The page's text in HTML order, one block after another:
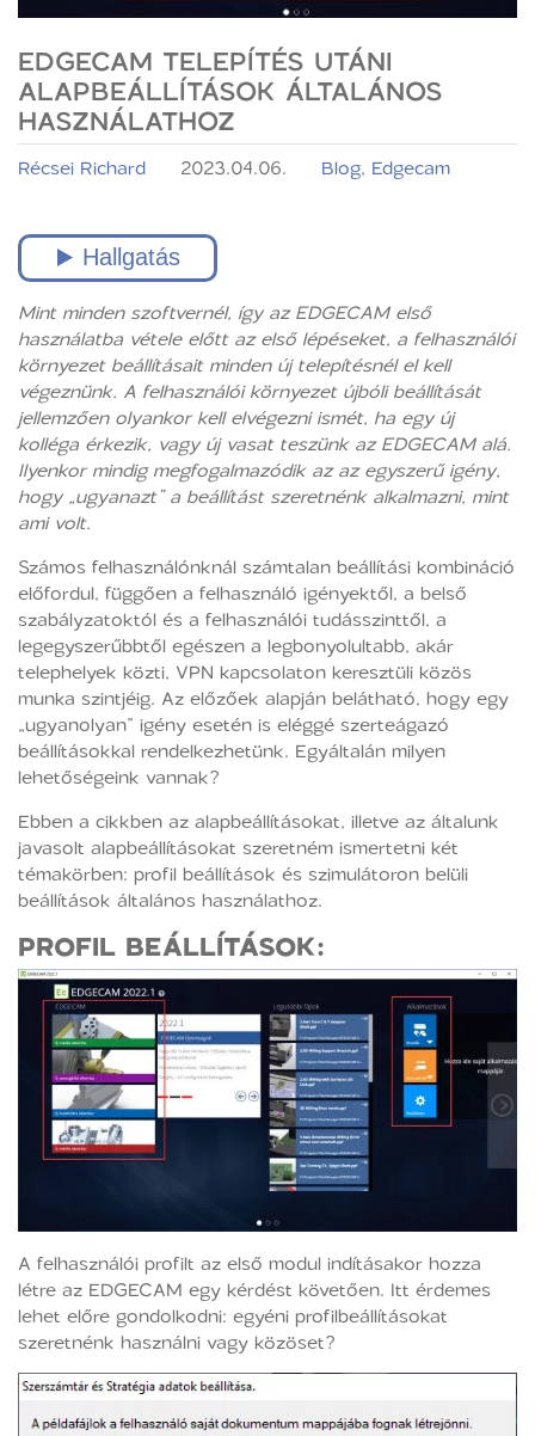
EDGECAM TELEPÍTÉS UTÁNI
ALAPBEÁLLÍTÁSOK ÁLTALÁNOS
HASZNÁLATHOZ
Récsei Richard 2023.04.06. Blog, Edgecam
Mint minden szoftvernél, így az EDGECAM első
használatba vétele előtt az első lépéseket, a felhasználói
környezet beállításait minden új telepítésnél el kell
végeznünk. A felhasználói környezet újbóli beállítását
jellemzően olyankor kell elvégezni ismét, ha egy új
kolléga érkezik, vagy új vasat teszünk az EDGECAM alá.
Ilyenkor mindig megfogalmazódik az az egyszerű igény,
hogy „ugyanazt” a beállítást szeretnénk alkalmazni, mint
ami volt.
Számos felhasználónknál számtalan beállítási kombináció
előfordul, függően a felhasználó igényektől, a belső
szabályzatoktól és a felhasználói tudásszinttől, a
legegyszerűbbtől egészen a legbonyolultabb, akár
telephelyek közti, VPN kapcsolaton keresztüli közös
munka szintjéig. Az előzőek alapján belátható, hogy egy
„ugyanolyan” igény esetén is eléggé szerteágazó
beállításokkal rendelkezhetünk. Egyáltalán milyen
lehetőségeink vannak?
Ebben a cikkben az alapbeállításokat, illetve az általunk
javasolt alapbeállításokat szeretném ismertetni két
témakörben: profil beállítások és szimulátoron belüli
beállítások általános használathoz.
PROFIL BEÁLLÍTÁSOK:
A felhasználói profilt az első modul indításakor hozza
létre az EDGECAM egy kérdést követően. Itt érdemes
lehet előre gondolkodni: egyéni profilbeállításokat
szeretnénk használni vagy közöset?